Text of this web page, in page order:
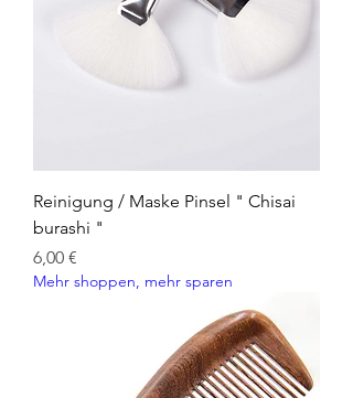
Reinigung / Maske Pinsel " Chisai
burashi "
Preis
6,00 €
Mehr shoppen, mehr sparen